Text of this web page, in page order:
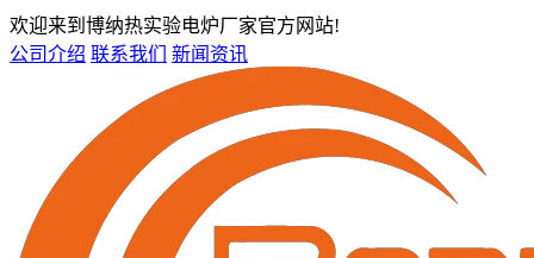
欢迎来到博纳热实验电炉厂家官方网站!
公司介绍 联系我们 新闻资讯